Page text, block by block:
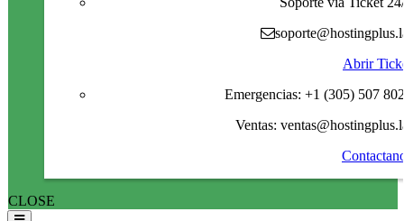
Abrir
Emergencias: +1 (305) 507
Ventas:
CLOSE